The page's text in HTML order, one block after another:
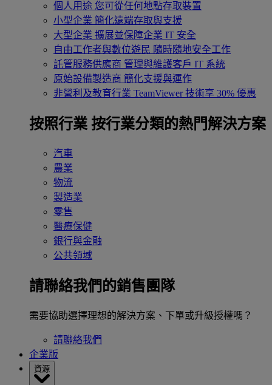
個人用途 您可從任何地點存取裝置
小型企業 簡化遠端存取與支援
大型企業 擴展並保障企業 IT 安全
自由工作者與數位遊民 隨時隨地安全工作
託管服務供應商 管理與維護客戶 IT 系統
原始設備製造商 簡化支援與運作
非營利及教育行業 TeamViewer 技術享 30% 優惠
按照行業 按行業分類的熱門解決方案
汽車
農業
物流
製造業
零售
醫療保健
銀行與金融
公共領域
請聯絡我們的銷售團隊
需要協助選擇理想的解決方案、下單或升級授權嗎？
請聯絡我們
企業版
資源